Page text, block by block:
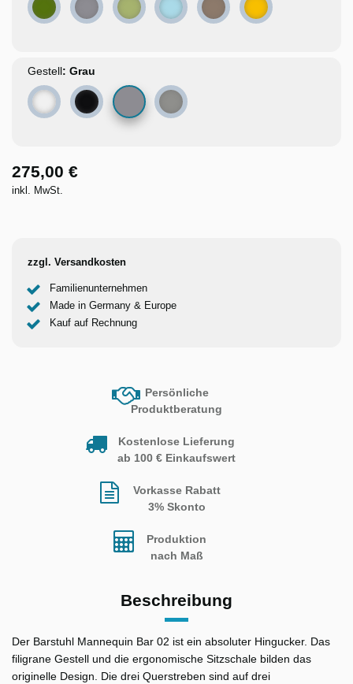
Grün Grau Hellgrün Hellblau Café braunGelb
Gestell
Weiß Schwarz
Grau
Metallic Graualuminium (RAL 9007)
275,00 €
inkl. MwSt.
zzgl. Versandkosten
Familienunternehmen
Made in Germany & Europe
Kauf auf Rechnung
Persönliche
Produktberatung
Kostenlose Lieferung
ab 100 € Einkaufswert
Vorkasse Rabatt
3% Skonto
Produktion
nach Maß
Beschreibung
Der Barstuhl Mannequin Bar 02 ist ein absoluter Hingucker. Das
filigrane Gestell und die ergonomische Sitzschale bilden das
originelle Design. Die drei Querstreben sind auf drei